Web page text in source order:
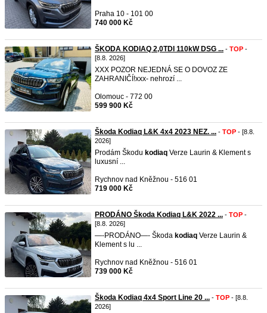
Praha 10 - 101 00
740 000 Kč
ŠKODA KODIAQ 2,0TDI 110kW DSG ... - TOP -
[8.8. 2026]
XXX POZOR NEJEDNÁ SE O DOVOZ ZE
ZAHRANIČÍ!xxx- nehrozí ...
Olomouc - 772 00
599 900 Kč
Škoda Kodiaq L&K 4x4 2023 NEZ. ... - TOP - [8.8.
2026]
Prodám Škodu kodiaq Verze Laurin & Klement s
luxusní ...
Rychnov nad Kněžnou - 516 01
719 000 Kč
PRODÁNO Škoda Kodiaq L&K 2022 ... - TOP -
[8.8. 2026]
—-PRODÁNO—- Škoda kodiaq Verze Laurin &
Klement s lu ...
Rychnov nad Kněžnou - 516 01
739 000 Kč
Škoda Kodiaq 4x4 Sport Line 20 ... - TOP - [8.8.
2026]